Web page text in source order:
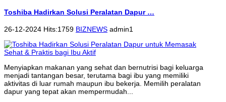
Toshiba Hadirkan Solusi Peralatan Dapur …
26-12-2024 Hits:1759 BIZNEWS admin1
Menyiapkan makanan yang sehat dan bernutrisi bagi keluarga
menjadi tantangan besar, terutama bagi ibu yang memiliki
aktivitas di luar rumah maupun ibu bekerja. Memilih peralatan
dapur yang tepat akan mempermudah...